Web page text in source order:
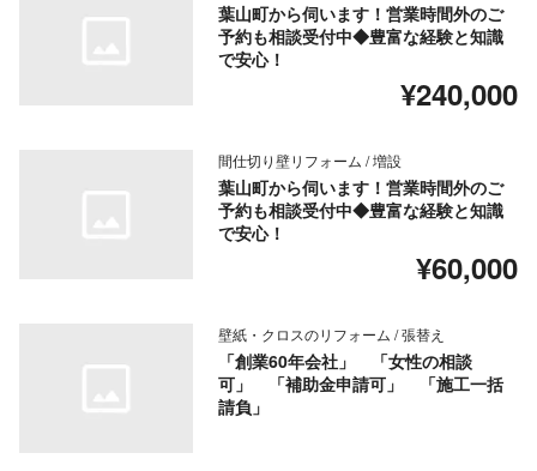
葉山町から伺います！営業時間外のご
予約も相談受付中◆豊富な経験と知識
で安心！
¥240,000
間仕切り壁リフォーム / 増設
葉山町から伺います！営業時間外のご
予約も相談受付中◆豊富な経験と知識
で安心！
¥60,000
壁紙・クロスのリフォーム / 張替え
「創業60年会社」 「女性の相談
可」 「補助金申請可」 「施工一括
請負」